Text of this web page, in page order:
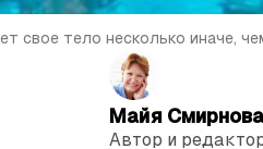
свое тело несколько иначе,
Майя Смирнова
Автор и